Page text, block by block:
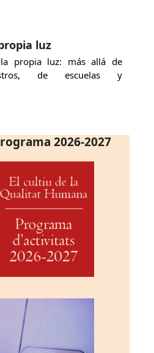
luz
la propia luz: más allá de
de escuelas y
2026-2027